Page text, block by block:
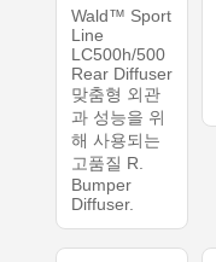
Wald™ Sport
Line
LC500h/500
Rear Diffuser
맞춤형 외관
과 성능을 위
해 사용되는
고품질 R.
Bumper
Diffuser.